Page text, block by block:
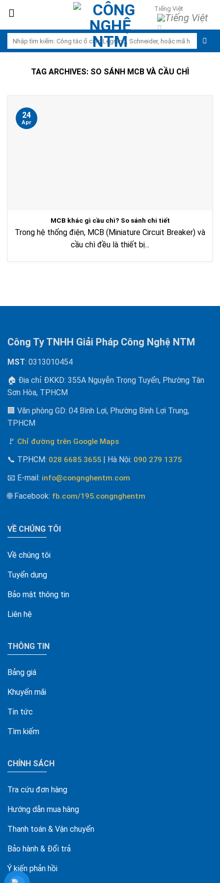
content
Tiếng Việt
Search
for:
TAG ARCHIVES: SO SÁNH MCB VÀ CẦU CHÌ
MCB khác gì cầu chì? So sánh chi tiết
Trong hệ thống điện, MCB (Miniature Circuit Breaker) và
cầu chì đều là thiết bị...
24
Apr
Công Ty TNHH Giải Pháp Công Nghệ NTM
MST: 0313010454
🏠 Địa chỉ ĐKKD: 355A Nguyễn Trọng Tuyển, Phường Tân
Sơn Hòa, TPHCM
🏢 Văn phòng GD: 04 Bình Lợi, Phường Bình Lợi Trung,
TPHCM
🚩 Chỉ đường trên Google Maps
📞 TP.HCM: 028 6685 3655 | Hà Nội: 090 279 1375
📧 E-mail: info@congnghentm.com
🌐 Facebook: fb.com/195.congnghentm
VỀ CHÚNG TÔI
Về chúng tôi
Tuyển dụng
Bảo mật thông tin
Liên hệ
THÔNG TIN
Bảng giá
Khuyến mãi
Tin tức
Tìm kiếm
CHÍNH SÁCH
Tra cứu đơn hàng
Hướng dẫn mua hàng
Thanh toán & Vận chuyển
Bảo hành & Đổi trả
Ý kiến phản hồi